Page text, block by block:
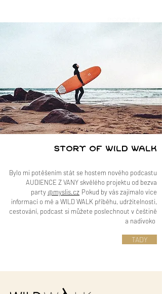
STORY OF WILD WALK
Bylo mi potěšením stát se hostem nového podcastu
AUDIENCE Z VANY skvělého projektu od bezva
party @myslis.cz Pokud by vás zajímalo více
informací o mě a WILD WALK příběhu, udržitelnosti,
cestování, podcast si můžete poslechnout v češtině
a nadivoko
TADY